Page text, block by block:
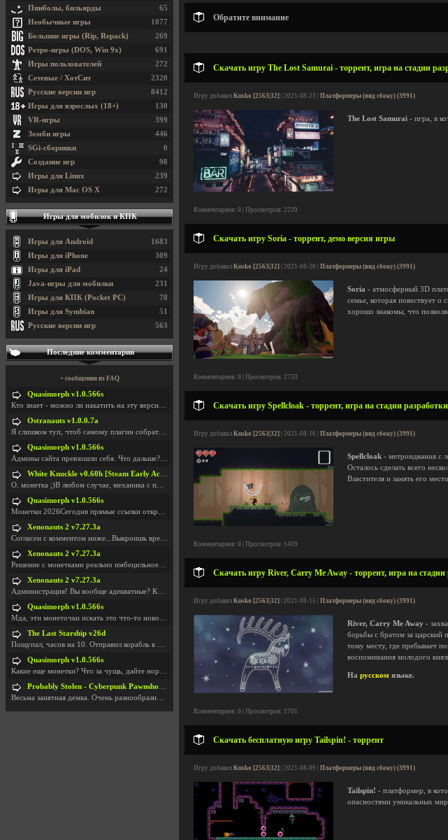
Обратите внимание
Скачать игру The Lost Samurai - торрент, игра на стадии
Игру добавил Kusko [2563|32] | 2021-08-23 | Платформеры (вид сбоку) (3991)
The Lost Samurai - игра, в
Комментариев: 0 | Просмотров: 2239
Скачать игру Soria - торрент, демо версия игры
Игру добавил Kusko [2563|32] | 2021-08-20 | Платформеры (вид сбоку) (3991)
Soria - атмосферный 3D
семье, которая повествует
хорошо знакомы, что
Комментариев: 0 | Просмотров: 2733
Скачать игру Spellcloak - торрент, игра на стадии разработки
Игру добавил Kusko [2563|32] | 2021-08-16 | Платформеры (вид сбоку) (3991)
Spellcloak - метроидвания с
Осталось сделать всего
Властителя и занять его место.
Комментариев: 0 | Просмотров: 1439
Скачать игру River, Carry Me Away - торрент, игра на стадии
Игру добавил Kusko [2563|32] | 2021-08-15 | Платформеры (вид сбоку) (3991)
River, Carry Me Away -
борьбы с братом за царский
тому месту, где пребывает
воспоминания молодого
На русском языке.
Комментариев: 0 | Просмотров: 1701
Скачать бесплатную игру Tailspin! - торрент
Игру добавил Kusko [2563|32] | 2021-08-09 | Платформеры (вид сбоку) (3991)
Tailspin! - платформер, в
опасностями уникальных
65
Пинболы, бильярды
1077
Необычные игры
269
Большие игры (Rip, Repack)
691
Ретро-игры (DOS, Win 9x)
272
Игры пользователей
2320
Сетевые / ХотСит
8412
Русские версии игр
130
Игры для взрослых (18+)
399
VR-игры
446
Зомби игры
0
SGi-сборники
98
Создание игр
239
Игры для Linux
272
Игры для Mac OS X
Игры для мобилок и КПК
1683
Игры для Android
309
Игры для iPhone
24
Игры для iPad
231
Java-игры для мобилки
78
Игры для КПК (Pocket PC)
51
Игры для Symbian
563
Русские версии игр
Последние комментарии
+ сообщения из FAQ
Quasimorph v1.0.566s
Кто знает - можно ли накатить на эту версию моды?
Ostranauts v1.0.0.7a
Я слишком туп, чтоб самому плагин собрать. И что-т
Quasimorph v1.0.566s
Админы сайта превзошли себя. Что дальше? Засунь се
White Knuckle v0.60h [Steam Early Access]
О. монетка ;)В любом случае, механика с поиском мо
Quasimorph v1.0.566s
Монетки 2026Сегодня прямые ссылки открываются посл
Xenonauts 2 v7.27.3a
Согласен с комментом ниже...Выкроишь время чтобы з
Xenonauts 2 v7.27.3a
Решение с монетками реально имбецильное. Как сдела
Xenonauts 2 v7.27.3a
Администрация! Вы вообще адекватные? Какие монетки
Quasimorph v1.0.566s
Мда, эти монеточки искать это что-то новое в сфере
The Last Starship v26d
Пощупал, часов на 10. Отправил корабль в другую Га
Quasimorph v1.0.566s
Какие еще монетки? Что за чущь, дайте нормально ск
Probably Stolen - Cyberpunk Pawnshop Simulator v048c [Playtest]
Весьма занятная демка. Очень разнообразные механик